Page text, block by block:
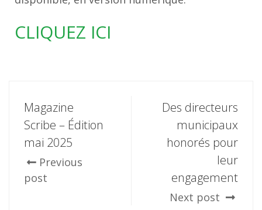
CLIQUEZ ICI
Magazine
Scribe – Édition
mai 2025
Previous
post
Des directeurs
municipaux
honorés pour
leur
engagement
Next post